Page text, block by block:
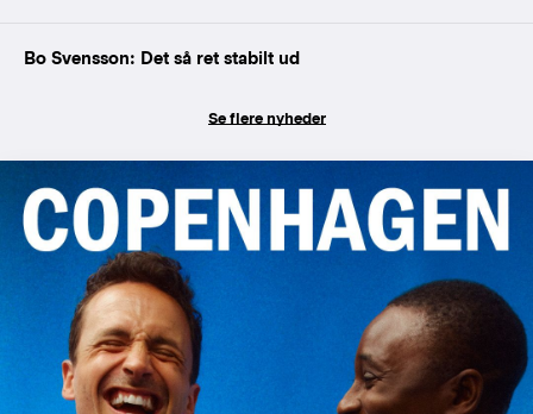
Bo Svensson: Det så ret stabilt ud
Se flere nyheder